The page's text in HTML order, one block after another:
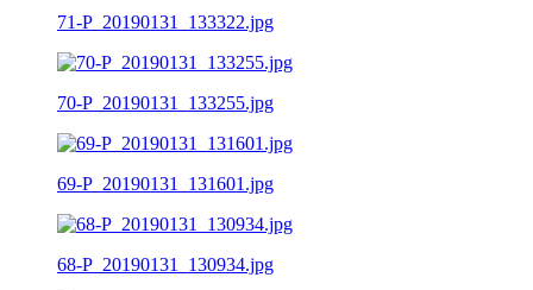
71-P_20190131_133322.jpg
70-P_20190131_133255.jpg
69-P_20190131_131601.jpg
68-P_20190131_130934.jpg